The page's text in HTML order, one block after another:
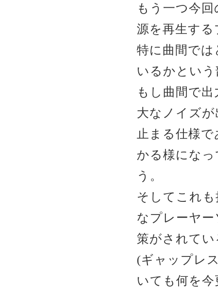
もう一つ今
源を再生す
特に曲間で
いるかとい
もし曲間で
大なノイズ
止まる仕様
かる様にな
う。
そしてこれ
なプレーヤ
策がされて
(ギャップレ
いても何を